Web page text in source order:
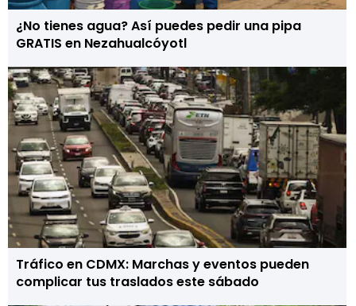
¿No tienes agua? Así puedes pedir una pipa
GRATIS en Nezahualcóyotl
Tráfico en CDMX: Marchas y eventos pueden
complicar tus traslados este sábado